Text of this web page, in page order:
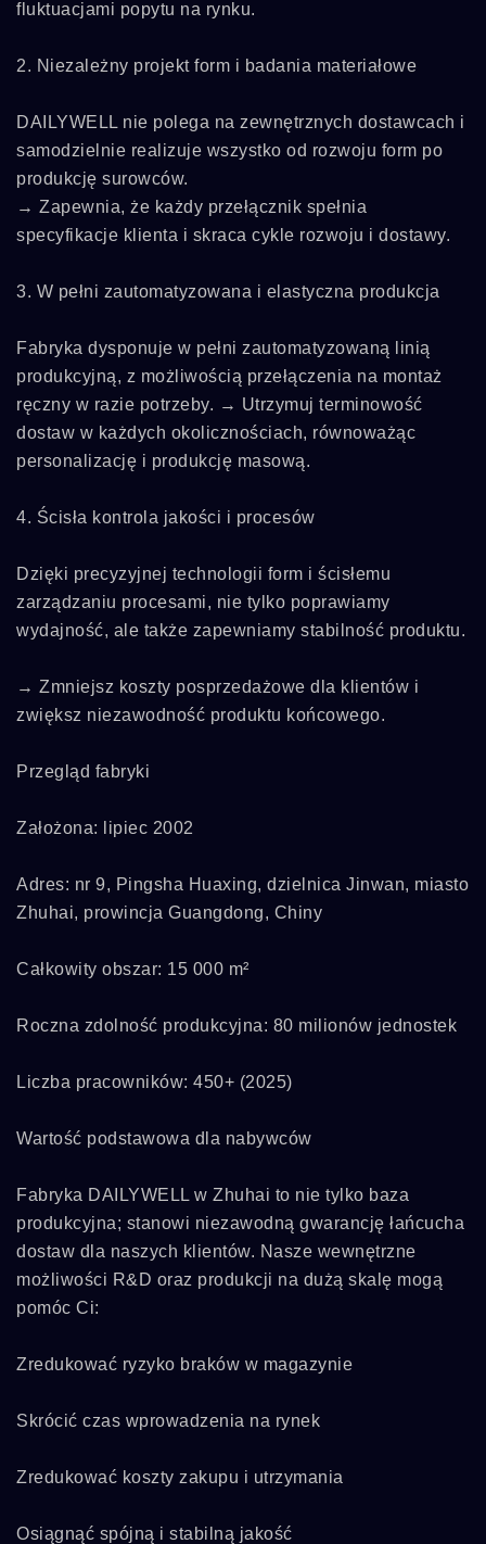
fluktuacjami popytu na rynku.
2. Niezależny projekt form i badania materiałowe
DAILYWELL nie polega na zewnętrznych dostawcach i
samodzielnie realizuje wszystko od rozwoju form po
produkcję surowców.
→ Zapewnia, że każdy przełącznik spełnia
specyfikacje klienta i skraca cykle rozwoju i dostawy.
3. W pełni zautomatyzowana i elastyczna produkcja
Fabryka dysponuje w pełni zautomatyzowaną linią
produkcyjną, z możliwością przełączenia na montaż
ręczny w razie potrzeby. → Utrzymuj terminowość
dostaw w każdych okolicznościach, równoważąc
personalizację i produkcję masową.
4. Ścisła kontrola jakości i procesów
Dzięki precyzyjnej technologii form i ścisłemu
zarządzaniu procesami, nie tylko poprawiamy
wydajność, ale także zapewniamy stabilność produktu.
→ Zmniejsz koszty posprzedażowe dla klientów i
zwiększ niezawodność produktu końcowego.
Przegląd fabryki
Założona: lipiec 2002
Adres: nr 9, Pingsha Huaxing, dzielnica Jinwan, miasto
Zhuhai, prowincja Guangdong, Chiny
Całkowity obszar: 15 000 m²
Roczna zdolność produkcyjna: 80 milionów jednostek
Liczba pracowników: 450+ (2025)
Wartość podstawowa dla nabywców
Fabryka DAILYWELL w Zhuhai to nie tylko baza
produkcyjna; stanowi niezawodną gwarancję łańcucha
dostaw dla naszych klientów. Nasze wewnętrzne
możliwości R&D oraz produkcji na dużą skalę mogą
pomóc Ci:
Zredukować ryzyko braków w magazynie
Skrócić czas wprowadzenia na rynek
Zredukować koszty zakupu i utrzymania
Osiągnąć spójną i stabilną jakość